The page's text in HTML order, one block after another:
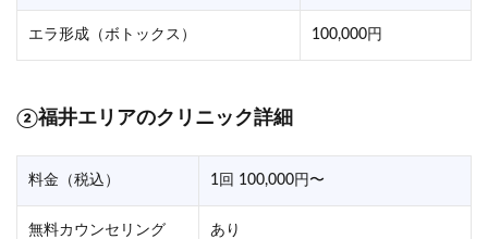
エラ形成（ボトックス） 100,000円
②福井エリアのクリニック詳細
料金（税込） 1回 100,000円〜
無料カウンセリング あり